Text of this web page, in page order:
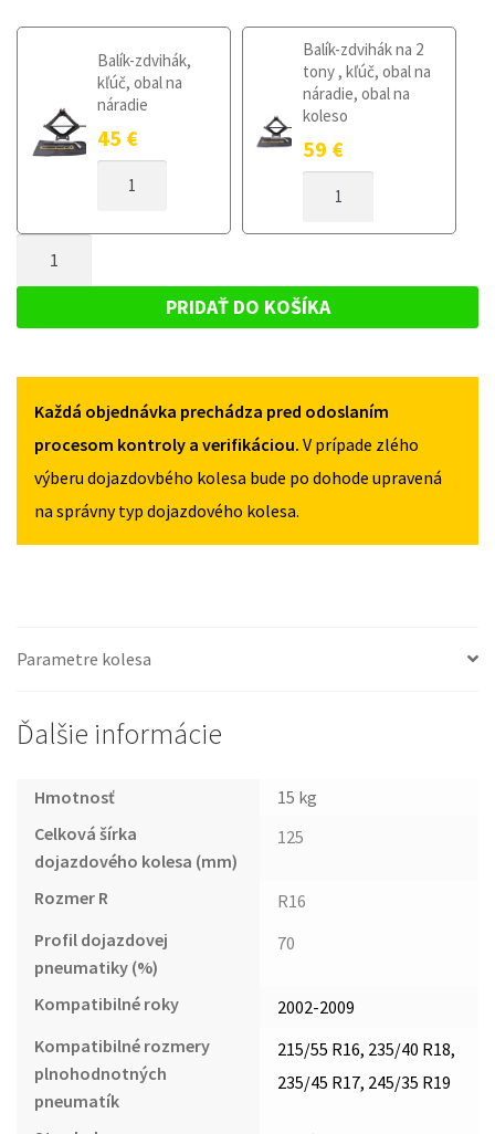
Balík-zdvihák,
kľúč, obal na
náradie
45 €
DOJAZDOVÉ
AUDI
B7
2009
Balík-zdvihák na 2
tony , kľúč, obal na
náradie, obal na
koleso
59 €
DOJAZDOVÉ
B7
2002-
5X112
AUDI
2002-
2009
125/70R16
PRIDAŤ DO KOŠÍKA
Každá objednávka prechádza pred odoslaním
procesom kontroly a verifikáciou. V prípade zlého
výberu dojazdovbého kolesa bude po dohode upravená
na správny typ dojazdového kolesa.
Parametre kolesa
Ďalšie informácie
Hmotnosť
15 kg
Celková šírka
dojazdového kolesa (mm)
125
Rozmer R
R16
Profil dojazdovej
pneumatiky (%)
70
Kompatibilné roky
2002-2009
Kompatibilné rozmery
plnohodnotných
pneumatík
215/55 R16, 235/40 R18,
235/45 R17, 245/35 R19